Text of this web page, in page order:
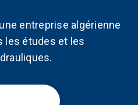
entreprise algérienne
les études et les